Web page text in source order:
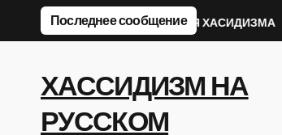
Перейти
Последнее сообщение
Ребе ФИЛОСОФИЯ ХАСИДИЗМА
ХАССИДИЗМ НА
РУССКОМ